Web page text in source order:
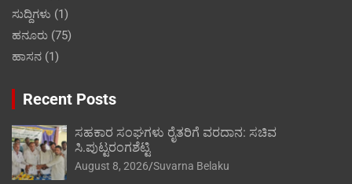
ಸುದ್ದಿಗಳು (1)
ಹನೂರು (75)
ಹಾಸನ (1)
Recent Posts
ಸಹಕಾರ ಸಂಘಗಳು ರೈತರಿಗೆ ವರದಾನ: ಸಚಿವ
ಸಿ.ಪುಟ್ಟರಂಗಶೆಟ್ಟಿ
August 8, 2026 Suvarna Belaku